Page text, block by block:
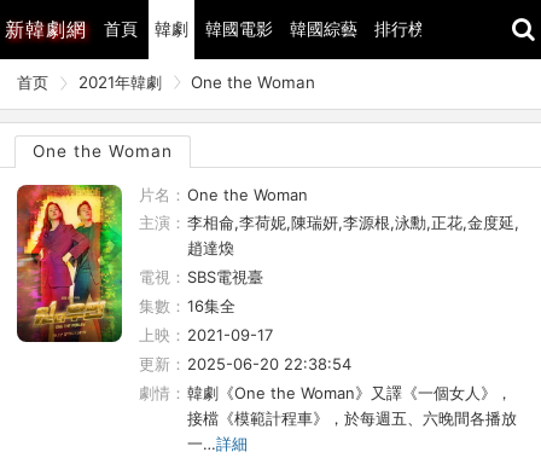
新韓劇網 首頁 韓劇 韓國電影 韓國綜藝 排行榜
首页 2021年韓劇 One the Woman
One the Woman
片名： One the Woman
主演： 李相侖,李荷妮,陳瑞妍,李源根,泳勳,正花,金度延,
趙達煥
電視： SBS電視臺
集數： 16集全
上映： 2021-09-17
更新： 2025-06-20 22:38:54
劇情： 韓劇《One the Woman》又譯《一個女人》，
接檔《模範計程車》，於每週五、六晚間各播放
一…詳細